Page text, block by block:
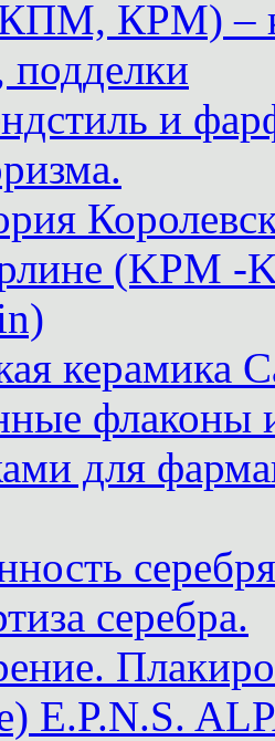
КРМ) –
подделки
и
(KPM -
керамика
флаконы
для
серебра.
E.P.N.S.